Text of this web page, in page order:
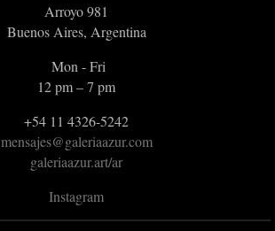
Arroyo 981
Buenos Aires, Argentina
Mon - Fri
12 pm – 7 pm
+54 11 4326-5242
mensajes@galeriaazur.com
galeriaazur.art/ar
Instagram